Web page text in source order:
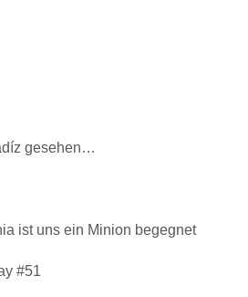
gesehen…
ist uns ein Minion begegnet
#51